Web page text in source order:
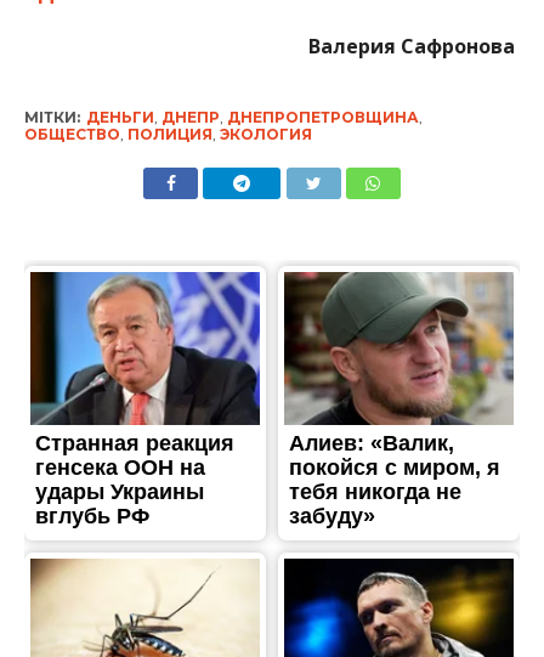
Валерия Сафронова
МІТКИ: ДЕНЬГИ ДНЕПР ДНЕПРОПЕТРОВЩИНА
ОБЩЕСТВО ПОЛИЦИЯ ЭКОЛОГИЯ